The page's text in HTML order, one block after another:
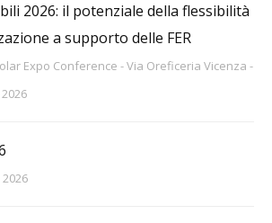
2026: il potenziale della flessibilità
a supporto delle FER
Expo Conference - Via Oreficeria Vicenza -